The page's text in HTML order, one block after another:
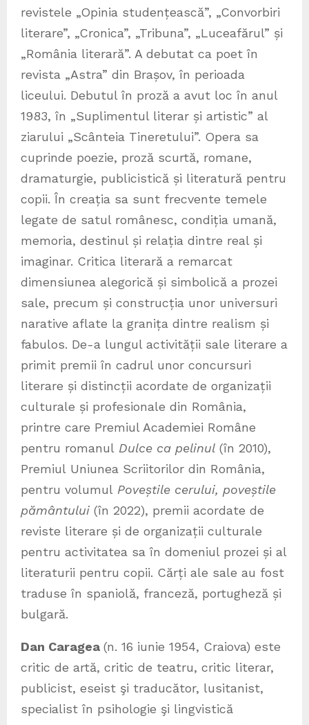
revistele „Opinia studențească”, „Convorbiri
literare”, „Cronica”, „Tribuna”, „Luceafărul” și
„România literară”. A debutat ca poet în
revista „Astra” din Brașov, în perioada
liceului. Debutul în proză a avut loc în anul
1983, în „Suplimentul literar și artistic” al
ziarului „Scânteia Tineretului”. Opera sa
cuprinde poezie, proză scurtă, romane,
dramaturgie, publicistică și literatură pentru
copii. În creația sa sunt frecvente temele
legate de satul românesc, condiția umană,
memoria, destinul și relația dintre real și
imaginar. Critica literară a remarcat
dimensiunea alegorică și simbolică a prozei
sale, precum și construcția unor universuri
narative aflate la granița dintre realism și
fabulos. De-a lungul activității sale literare a
primit premii în cadrul unor concursuri
literare și distincții acordate de organizații
culturale și profesionale din România,
printre care Premiul Academiei Române
pentru romanul Dulce ca pelinul (în 2010),
Premiul Uniunea Scriitorilor din România,
pentru volumul Poveștile cerului, poveștile
pământului (în 2022), premii acordate de
reviste literare și de organizații culturale
pentru activitatea sa în domeniul prozei și al
literaturii pentru copii. Cărți ale sale au fost
traduse în spaniolă, franceză, portugheză și
bulgară.
Dan Caragea (n. 16 iunie 1954, Craiova) este
critic de artă, critic de teatru, critic literar,
publicist, eseist şi traducător, lusitanist,
specialist în psihologie şi lingvistică